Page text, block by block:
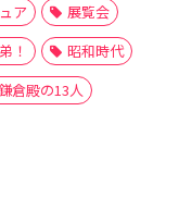
ア
展覧会
！
昭和時代
倉殿の13人